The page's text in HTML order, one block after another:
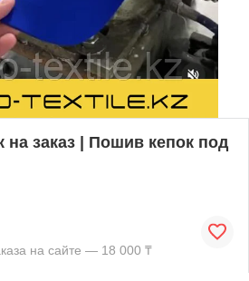
заказ | Пошив кепок под
на сайте — 18 000 ₸